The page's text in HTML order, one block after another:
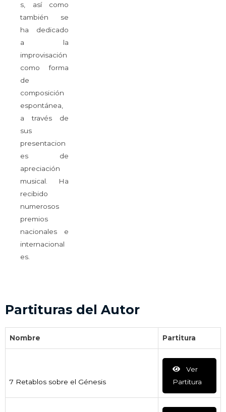
s, así como
también se
ha dedicado
a la
improvisación
como forma
de
composición
espontánea,
a través de
sus
presentacion
es de
apreciación
musical. Ha
recibido
numerosos
premios
nacionales e
internacional
es.
Partituras del Autor
Nombre Partitura
7 Retablos sobre el Génesis
Ver
Partitura